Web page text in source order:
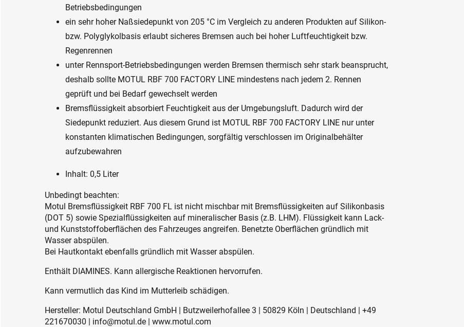
Betriebsbedingungen
ein sehr hoher Naßsiedepunkt von 205 °C im Vergleich zu anderen Produkten auf Silikon-
bzw. Polyglykolbasis erlaubt sicheres Bremsen auch bei hoher Luftfeuchtigkeit bzw.
Regenrennen
unter Rennsport-Betriebsbedingungen werden Bremsen thermisch sehr stark beansprucht,
deshalb sollte MOTUL RBF 700 FACTORY LINE mindestens nach jedem 2. Rennen
geprüft und bei Bedarf gewechselt werden
Bremsflüssigkeit absorbiert Feuchtigkeit aus der Umgebungsluft. Dadurch wird der
Siedepunkt reduziert. Aus diesem Grund ist MOTUL RBF 700 FACTORY LINE nur unter
konstanten klimatischen Bedingungen, sorgfältig verschlossen im Originalbehälter
aufzubewahren
Inhalt: 0,5 Liter
Unbedingt beachten:
Motul Bremsflüssigkeit RBF 700 FL ist nicht mischbar mit Bremsflüssigkeiten auf Silikonbasis
(DOT 5) sowie Spezialflüssigkeiten auf mineralischer Basis (z.B. LHM). Flüssigkeit kann Lack-
und Kunststoffoberflächen des Fahrzeuges angreifen. Benetzte Oberflächen gründlich mit
Wasser abspülen.
Bei Hautkontakt ebenfalls gründlich mit Wasser abspülen.
Enthält DIAMINES. Kann allergische Reaktionen hervorrufen.
Kann vermutlich das Kind im Mutterleib schädigen.
Hersteller: Motul Deutschland GmbH | Butzweilerhofallee 3 | 50829 Köln | Deutschland | +49
221670030 | info@motul.de | www.motul.com